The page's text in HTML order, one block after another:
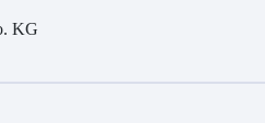
KG